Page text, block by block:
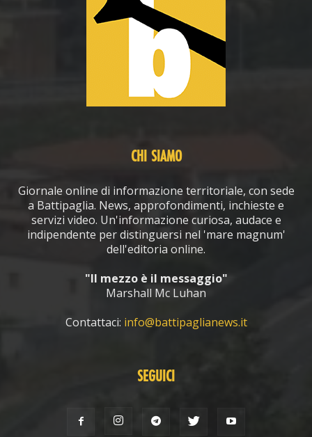
CHI SIAMO
Giornale online di informazione territoriale, con sede
a Battipaglia. News, approfondimenti, inchieste e
servizi video. Un'informazione curiosa, audace e
indipendente per distinguersi nel 'mare magnum'
dell'editoria online.
"Il mezzo è il messaggio"
Marshall Mc Luhan
Contattaci: info@battipaglianews.it
SEGUICI